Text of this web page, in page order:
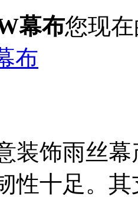
幕布您现
布
装饰雨丝
性十足。